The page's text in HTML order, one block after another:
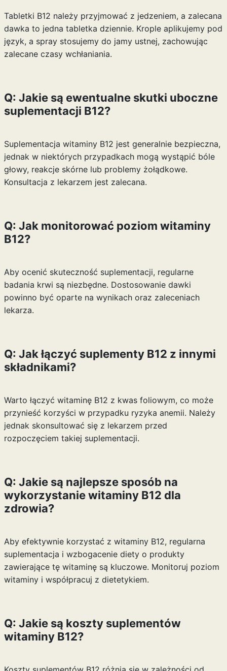
Tabletki B12 należy przyjmować z jedzeniem, a zalecana
dawka to jedna tabletka dziennie. Krople aplikujemy pod
język, a spray stosujemy do jamy ustnej, zachowując
zalecane czasy wchłaniania.
Q: Jakie są ewentualne skutki uboczne
suplementacji B12?
Suplementacja witaminy B12 jest generalnie bezpieczna,
jednak w niektórych przypadkach mogą wystąpić bóle
głowy, reakcje skórne lub problemy żołądkowe.
Konsultacja z lekarzem jest zalecana.
Q: Jak monitorować poziom witaminy
B12?
Aby ocenić skuteczność suplementacji, regularne
badania krwi są niezbędne. Dostosowanie dawki
powinno być oparte na wynikach oraz zaleceniach
lekarza.
Q: Jak łączyć suplementy B12 z innymi
składnikami?
Warto łączyć witaminę B12 z kwas foliowym, co może
przynieść korzyści w przypadku ryzyka anemii. Należy
jednak skonsultować się z lekarzem przed
rozpoczęciem takiej suplementacji.
Q: Jakie są najlepsze sposób na
wykorzystanie witaminy B12 dla
zdrowia?
Aby efektywnie korzystać z witaminy B12, regularna
suplementacja i wzbogacenie diety o produkty
zawierające tę witaminę są kluczowe. Monitoruj poziom
witaminy i współpracuj z dietetykiem.
Q: Jakie są koszty suplementów
witaminy B12?